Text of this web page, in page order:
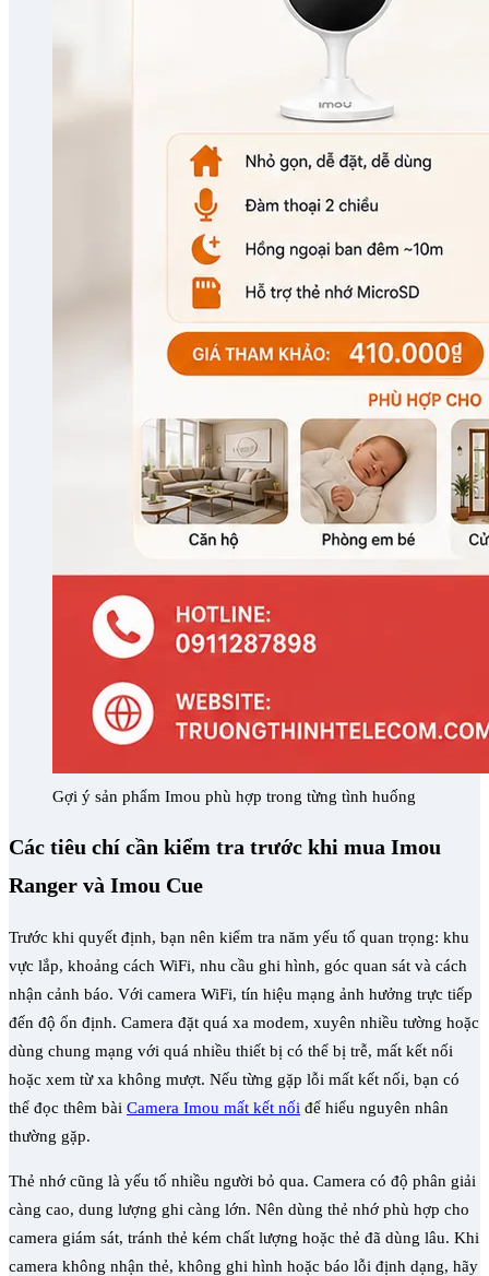
Gợi ý sản phẩm Imou phù hợp trong từng tình huống
Các tiêu chí cần kiểm tra trước khi mua Imou
Ranger và Imou Cue
Trước khi quyết định, bạn nên kiểm tra năm yếu tố quan trọng: khu
vực lắp, khoảng cách WiFi, nhu cầu ghi hình, góc quan sát và cách
nhận cảnh báo. Với camera WiFi, tín hiệu mạng ảnh hưởng trực tiếp
đến độ ổn định. Camera đặt quá xa modem, xuyên nhiều tường hoặc
dùng chung mạng với quá nhiều thiết bị có thể bị trễ, mất kết nối
hoặc xem từ xa không mượt. Nếu từng gặp lỗi mất kết nối, bạn có
thể đọc thêm bài Camera Imou mất kết nối để hiểu nguyên nhân
thường gặp.
Thẻ nhớ cũng là yếu tố nhiều người bỏ qua. Camera có độ phân giải
càng cao, dung lượng ghi càng lớn. Nên dùng thẻ nhớ phù hợp cho
camera giám sát, tránh thẻ kém chất lượng hoặc thẻ đã dùng lâu. Khi
camera không nhận thẻ, không ghi hình hoặc báo lỗi định dạng, hãy